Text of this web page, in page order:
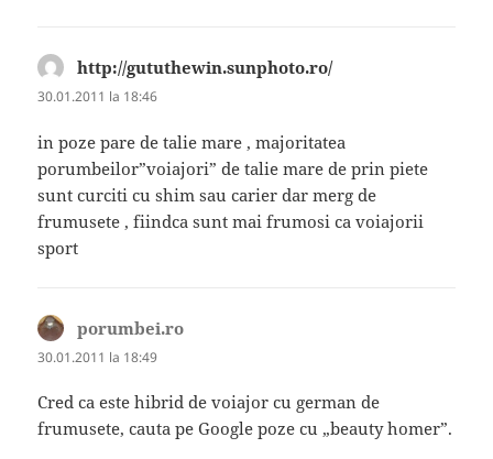
http://gututhewin.sunphoto.ro/spune:
30.01.2011 la 18:46
in poze pare de talie mare , majoritatea
porumbeilor”voiajori” de talie mare de prin piete
sunt curciti cu shim sau carier dar merg de
frumusete , fiindca sunt mai frumosi ca voiajorii
sport
porumbei.ro
30.01.2011 la 18:49
Cred ca este hibrid de voiajor cu german de
frumusete, cauta pe Google poze cu „beauty homer”.